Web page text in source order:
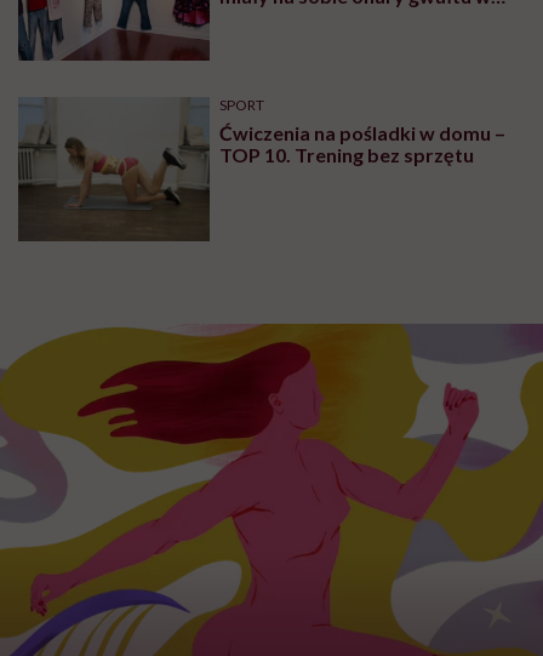
SPORT
Ćwiczenia na pośladki w domu –
TOP 10. Trening bez sprzętu